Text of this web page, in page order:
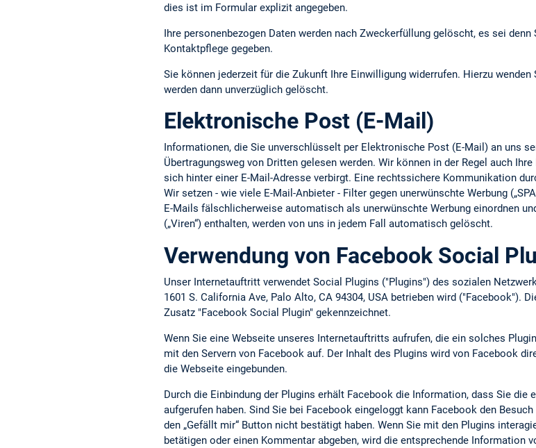
dies ist im Formular explizit angegeben.
Ihre personenbezogen Daten werden nach Zweckerfüllung gelöscht, es sei
Kontaktpflege gegeben.
Sie können jederzeit für die Zukunft Ihre Einwilligung widerrufen. Hierzu wenden
werden dann unverzüglich gelöscht.
Elektronische Post (E-Mail)
Informationen, die Sie unverschlüsselt per Elektronische Post (E-Mail) an uns
Übertragungsweg von Dritten gelesen werden. Wir können in der Regel auch
sich hinter einer E-Mail-Adresse verbirgt. Eine rechtssichere Kommunikation
Wir setzen - wie viele E-Mail-Anbieter - Filter gegen unerwünschte Werbung
E-Mails fälschlicherweise automatisch als unerwünschte Werbung einordnen
(„Viren“) enthalten, werden von uns in jedem Fall automatisch gelöscht.
Verwendung von Facebook Social
Unser Internetauftritt verwendet Social Plugins ("Plugins") des sozialen
1601 S. California Ave, Palo Alto, CA 94304, USA betrieben wird ("Facebook").
Zusatz "Facebook Social Plugin" gekennzeichnet.
Wenn Sie eine Webseite unseres Internetauftritts aufrufen, die ein solches
mit den Servern von Facebook auf. Der Inhalt des Plugins wird von Facebook
die Webseite eingebunden.
Durch die Einbindung der Plugins erhält Facebook die Information, dass Sie
aufgerufen haben. Sind Sie bei Facebook eingeloggt kann Facebook den
den „Gefällt mir“ Button nicht bestätigt haben. Wenn Sie mit den Plugins
betätigen oder einen Kommentar abgeben, wird die entsprechende Information